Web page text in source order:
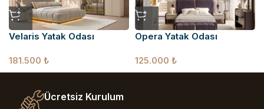
Velaris Yatak Odası
181.500 ₺
Opera Yatak Odası
125.000 ₺
Ücretsiz Kurulum